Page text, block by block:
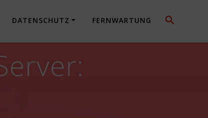
DATENSCHUTZ FERNWARTUNG